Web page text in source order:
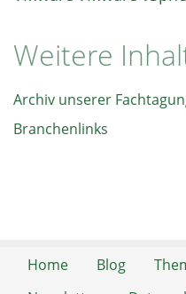
Weitere
Archiv unserer
Branchenlinks
Home Blog